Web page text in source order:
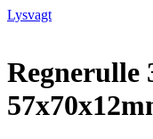
Lysvagt
Regnerulle